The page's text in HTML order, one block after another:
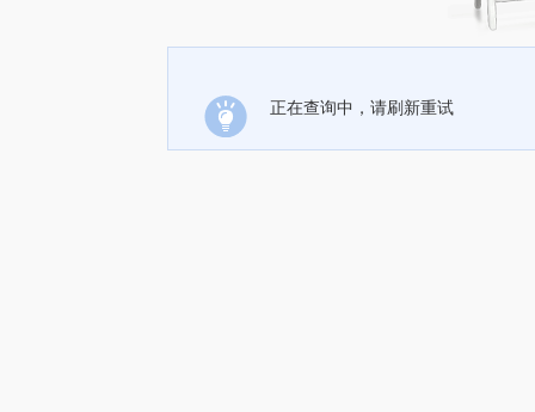
正在查询中，请刷新重试